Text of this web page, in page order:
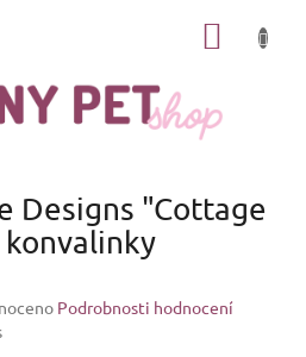
Designs "Cottage
konvalinky
Podrobnosti hodnocení